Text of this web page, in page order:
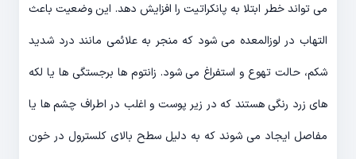
می تواند خطر ابتلا به پانکراتیت را افزایش دهد. این وضعیت باعث
التهاب در لوزالمعده می شود که منجر به علائمی مانند درد شدید
شکم، حالت تهوع و استفراغ می شود. زانتوم ها برجستگی ها یا لکه
های زرد رنگی هستند که در زیر پوست و اغلب در اطراف چشم ها یا
مفاصل ایجاد می شوند که به دلیل سطح بالای کلسترول در خون